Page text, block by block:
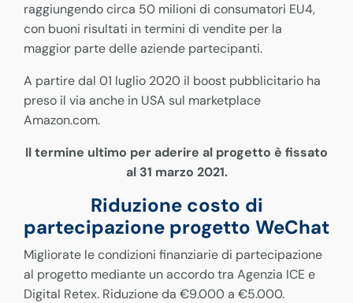
raggiungendo circa 50 milioni di consumatori EU4,
con buoni risultati in termini di vendite per la
maggior parte delle aziende partecipanti.
A partire dal 01 luglio 2020 il boost pubblicitario ha
preso il via anche in USA sul marketplace
Amazon.com.
Il termine ultimo per aderire al progetto è fissato
al 31 marzo 2021.
Riduzione costo di
partecipazione progetto WeChat
Migliorate le condizioni finanziarie di partecipazione
al progetto mediante un accordo tra Agenzia ICE e
Digital Retex. Riduzione da €9.000 a €5.000.